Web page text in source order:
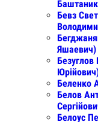
Бевз
Яшаевич)
Беленко
Белов
Белоус